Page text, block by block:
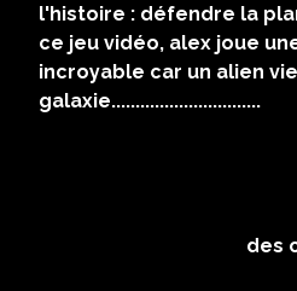
l'histoire : défendre la
ce jeu vidéo, alex joue
incroyable car un alien
galaxie...............................
des